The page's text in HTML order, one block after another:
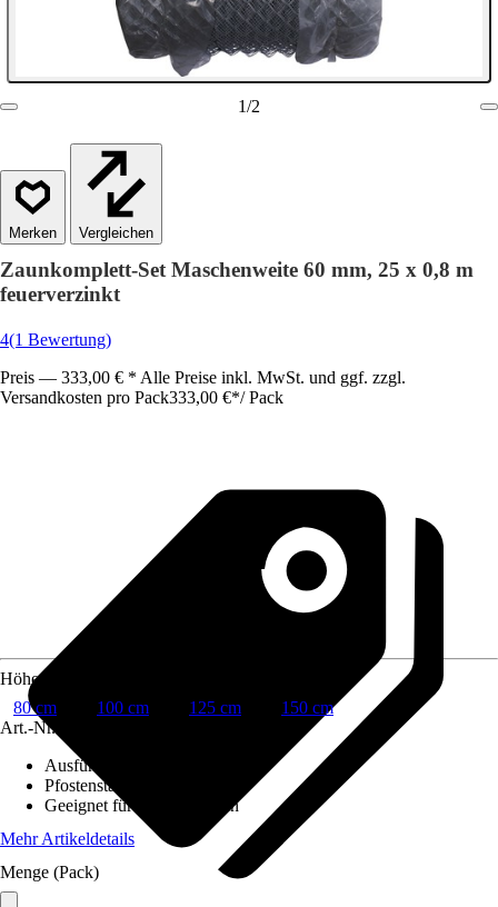
1/2
Vergleichen
Zaunkomplett-Set Maschenweite 60 mm, 25 x 0,8 m
feuerverzinkt
4(1 Bewertung)
Preis — 333,00 € * Alle Preise inkl. MwSt. und ggf. zzgl.
Versandkosten pro Pack333,00 €*/ Pack
Höhe
80 cm
100 cm 125 cm
150 cm
Art.-Nr.
Ausführung
Pfostenstärke
Geeignet für
Einbetonieren
Mehr Artikeldetails
Menge (Pack)